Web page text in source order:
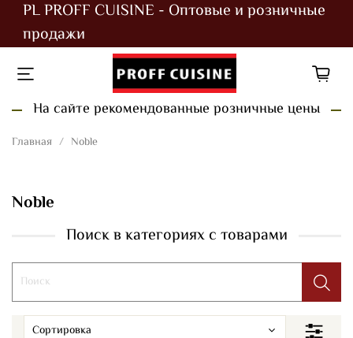
PL PROFF CUISINE - Оптовые и розничные
продажи
На сайте рекомендованные розничные цены
Главная Noble
Noble
Поиск в категориях с товарами